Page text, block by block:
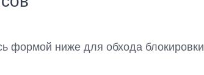
формой ниже для обхода блокировки